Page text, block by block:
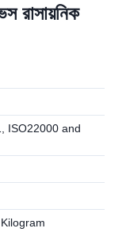
রাসায়নিক
ISO22000 and